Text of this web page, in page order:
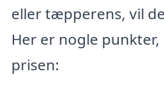
eller tæpperens, vil
Her er nogle
prisen: